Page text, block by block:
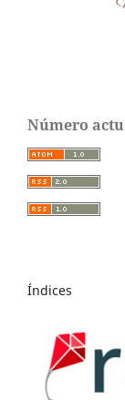
Número
Índices